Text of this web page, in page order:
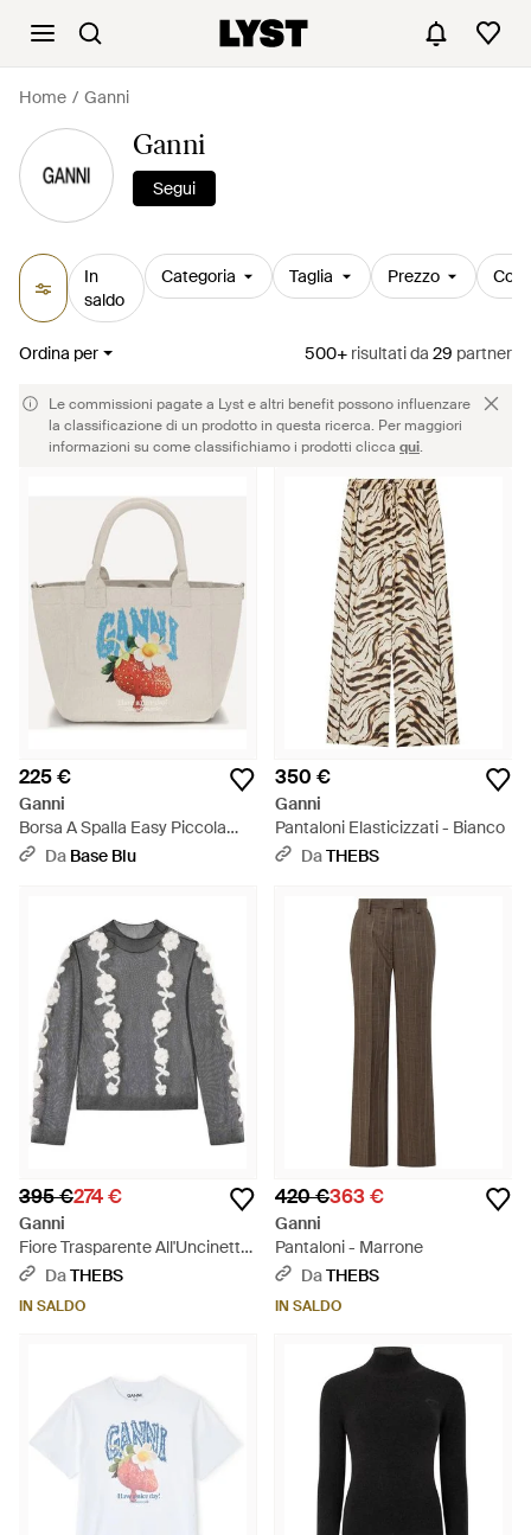
Home Ganni
Ganni
Segui
In
saldo
Categoria Taglia Prezzo
Ordina per 500+ risultatida 29 partner
Le commissioni pagate a Lyst e altri benefit possono influenzare
la classificazione di un prodotto in questa ricerca. Per maggiori
informazioni su come classifichiamo i prodotti clicca qui.
225 €
Ganni
Borsa A Spalla Easy Piccola
Con Stampa Fragola - Bianco
Da Base Blu
350 €
Ganni
Pantaloni Elasticizzati - Bianco
DaTHEBS
395 €274 €
Ganni
Fiore Trasparente All'Uncinetto
- Grigio
DaTHEBS
IN SALDO
420 €363 €
Ganni
Pantaloni - Marrone
DaTHEBS
IN SALDO